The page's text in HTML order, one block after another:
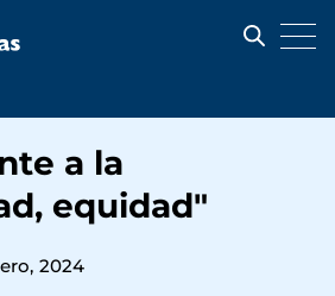
a la
equidad"
2024